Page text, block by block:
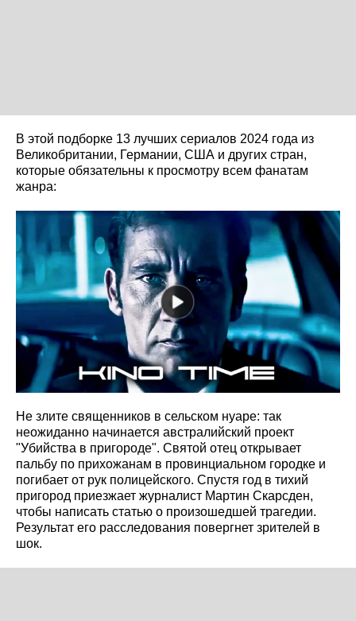
В этой подборке 13 лучших сериалов 2024 года из
Великобритании, Германии, США и других стран,
которые обязательны к просмотру всем фанатам
жанра:
Не злите священников в сельском нуаре: так
неожиданно начинается австралийский проект
"Убийства в пригороде". Святой отец открывает
пальбу по прихожанам в провинциальном городке и
погибает от рук полицейского. Спустя год в тихий
пригород приезжает журналист Мартин Скарсден,
чтобы написать статью о произошедшей трагедии.
Результат его расследования повергнет зрителей в
шок.